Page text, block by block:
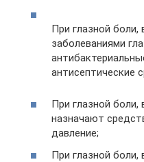
При глазной
заболеваниями
антисептические
При глазной боли,
назначают
давление;
При глазной боли,